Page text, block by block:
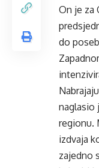
On je za
do
naglasio
regionu.
izdvaja
zajedno